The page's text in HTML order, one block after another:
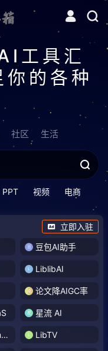
工具汇
的各种
社区 生活
PPT 视频 电商
立即入驻
豆包AI助手
LiblibAI
论文降AIGC率
星流 AI
超级简历WonderCV LibTV